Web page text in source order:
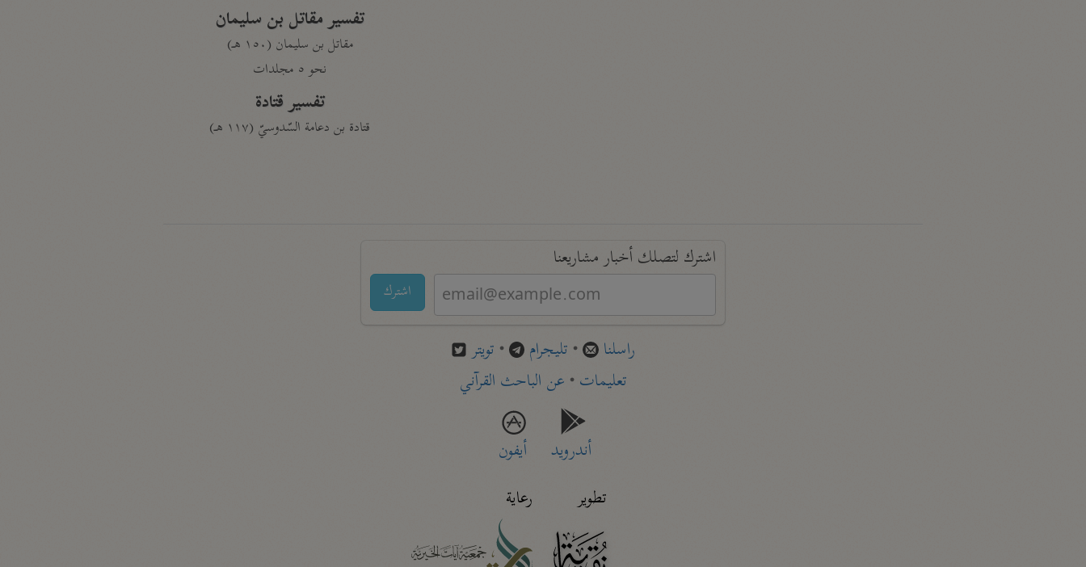
تفسير مقاتل بن سليمان
مقاتل بن سليمان (١٥٠ هـ)
نحو ٥ مجلدات
تفسير قتادة
قتادة بن دعامة السّدوسيّ (١١٧ هـ)
اشترك لتصلك أخبار مشاريعنا
اشترك
راسلنا • تليجرام • تويتر
تعليمات• عن الباحث القرآني
أندرويد
أيفون
تطوير
رعاية